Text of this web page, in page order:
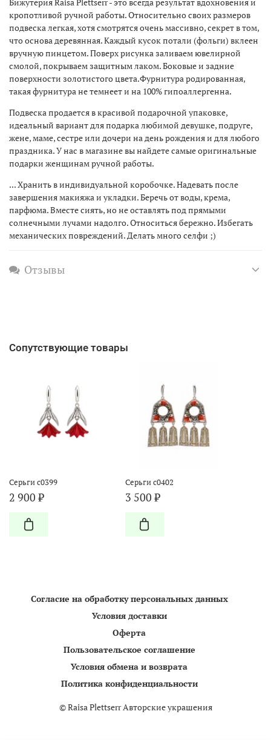
кропотливой ручной работы. Относительно своих размеров
подвеска легкая, хотя смотрятся очень массивно, секрет в том,
что основа деревянная. Каждый кусок потали (фольги) вклеен
вручную пинцетом. Поверх рисунка заливаем ювелирной
смолой, покрываем защитным лаком. Боковые и задние
поверхности золотистого цвета.Фурнитура родированная,
такая фурнитура не темнеет и на 100% гипоаллергенна.
Подвеска продается в красивой подарочной упаковке,
идеальный вариант для подарка любимой девушке, подруге,
жене, маме, сестре или дочери на день рождения и для любого
праздника. У нас в магазине вы найдете самые оригинальные
подарки женщинам ручной работы.
... Хранить в индивидуальной коробочке. Надевать после
завершения макияжа и укладки. Беречь от воды, крема,
парфюма. Вместе сиять, но не оставлять под прямыми
солнечными лучами надолго. Относиться бережно. Избегать
механических повреждений. Делать много селфи ;)
Отзывы
Сопутствующие товары
Серьги с0399
2 900 ₽
Серьги с0402
3 500 ₽
Согласие на обработку персональных данных
Условия доставки
Оферта
Пользовательское соглашение
Условия обмена и возврата
Политика конфиденциальности
©Raisa Plettserr Авторские украшения